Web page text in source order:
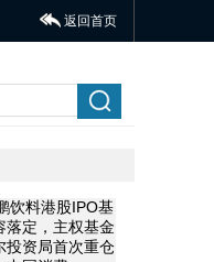
返回首页